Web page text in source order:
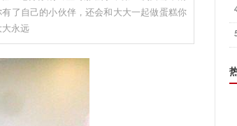
了自己的小伙伴，还会和大大一起做蛋糕你
大永远